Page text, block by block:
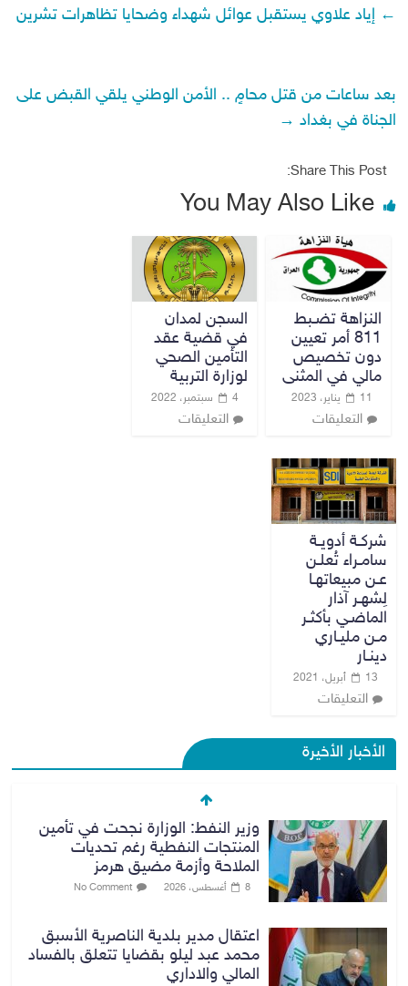
← إياد علاوي يستقبل عوائل شهداء وضحايا تظاهرات تشرين
بعد ساعات من قتل محامٍ .. الأمن الوطني يلقي القبض على
الجناة في بغداد →
Share This Post:
You May Also Like
النزاهة تضـبط
811 أمر تعيين
دون تخصيص
مالي في المثنى
11 يناير، 2023
التعليقات
السجن لمدان
في قضية عقد
التأمين الصحي
لوزارة التربية
4 سبتمبر، 2022
التعليقات
شركـة أدويـة
سامـراء تُعلـن
عـن مبيعاتهـا
لِشهـر آذار
الماضـي بأكثـر
مـن مليـاري
دينـار
13 أبريل، 2021
التعليقات
الأخبار الأخيرة
وزير النفط: الوزارة نجحت في تأمين
المنتجات النفطية رغم تحديات
الملاحة وأزمة مضيق هرمز
8 أغسطس، 2026 No Comment
اعتقال مدير بلدية الناصرية الأسبق
محمد عبد ليلو بقضايا تتعلق بالفساد
المالي والاداري